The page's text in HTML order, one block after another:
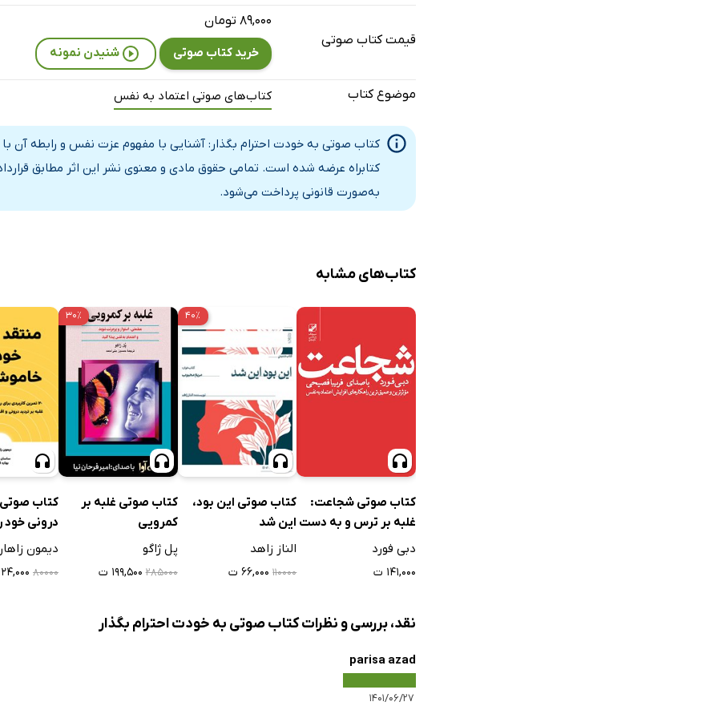
فصل نهم: قاطعیت؛ چطوری در کمال آرامش حرفمونو بزنیم؟
فصل دهم: زندگی خوب همراه با استرس؛ دستی به سر و گوش زندگیتون بکشین
فصل یازدهم: در رابطه‌های طوفانی و سخت، عزت نفستون رو نادیده نگیرین
فصل دوازدهم: عادات خوب رو درون خودتون پرورش بدین
قیمت کتاب صوتی
۸۹,۰۰۰ تومان
خرید کتاب صوتی شنیدن نمونه
موضوع کتاب کتاب‌های صوتی اعتماد به نفس
کتاب صوتی به خودت احترام بگذار: آشنایی با مفهوم عزت نفس و رابطه آن
کتابراه عرضه شده است. تمامی حقوق مادی و معنوی نشر این اثر مطابق
به‌صورت قانونی پرداخت می‌شود.
کتاب‌های مشابه
کتاب صوتی شجاعت:
غلبه بر ترس و به دست
آوردن اعتماد به نفس
دبی فورد
۱۴۱,۰۰۰ ت
۴۰٪
کتاب صوتی این بود،
این شد
الناز زاهد
۱۱۰۰۰۰ ۶۶,۰۰۰ ت
۳۰٪
کتاب صوتی غلبه بر
کمرویی
پل ژاگو
۲۸۵۰۰۰ ۱۹۹,۵۰۰ ت
کتاب
درونی خود
کنید
دیمون
۸۰۰۰۰ ۲۴,۰۰۰ ت
نقد، بررسی و نظرات کتاب صوتی به خودت احترام بگذار
parisa azad
۱۴۰۱/۰۶/۲۷